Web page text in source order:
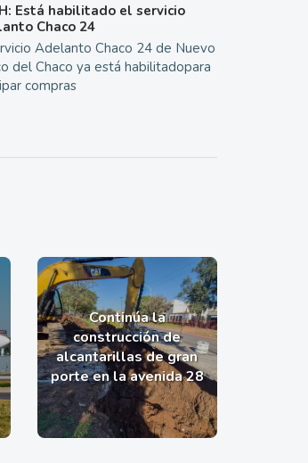
Está habilitado el servicio
Chaco 24
Adelanto Chaco 24 de Nuevo
del Chaco ya está habilitadopara
compras
Continúa la
construcción de
alcantarillas de gran
porte en la avenida 28